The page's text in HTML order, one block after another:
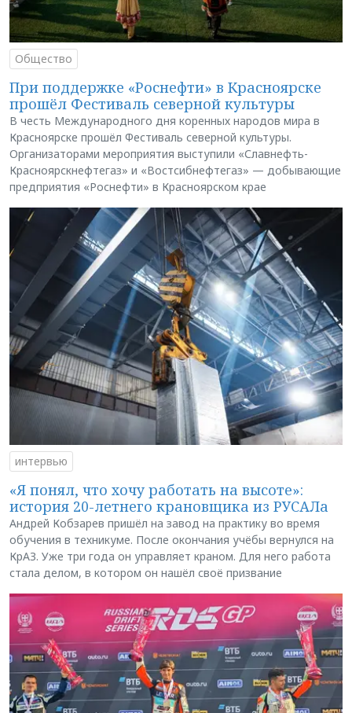
Общество
При поддержке «Роснефти» в Красноярске
прошёл Фестиваль северной культуры
В честь Международного дня коренных народов мира в
Красноярске прошёл Фестиваль северной культуры.
Организаторами мероприятия выступили «Славнефть-
Красноярскнефтегаз» и «Востсибнефтегаз» — добывающие
предприятия «Роснефти» в Красноярском крае
интервью
«Я понял, что хочу работать на высоте»:
история 20-летнего крановщика из РУСАЛа
Андрей Кобзарев пришёл на завод на практику во время
обучения в техникуме. После окончания учёбы вернулся на
КрАЗ. Уже три года он управляет краном. Для него работа
стала делом, в котором он нашёл своё призвание